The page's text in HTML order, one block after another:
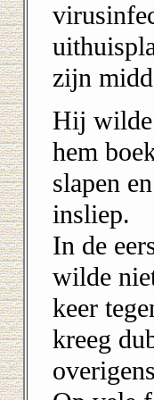
zijn
Hij wilde
hem
slapen
insliep.
In de
wilde
keer
kreeg